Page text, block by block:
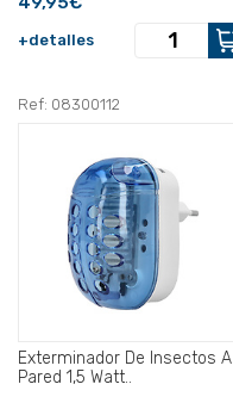
+detalles
Ref: 08300112
Exterminador De Insectos A
Pared 1,5 Watt..